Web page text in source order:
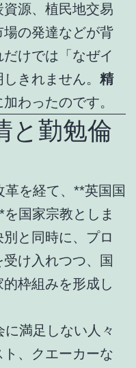
源、植民地交易
の発達などが背
けでは「なぜイ
きれません。 精
わったのです。
と勤勉倫
革を経て、**英国国
国家宗教としま
と同時に、プロ
け入れつつ、国
枠組みを形成し
満足しない人々
ト、クエーカーな